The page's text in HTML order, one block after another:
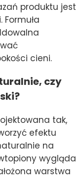
produktu jest
cieni.
czy
tak,
efektu
na
wygląda
warstwa